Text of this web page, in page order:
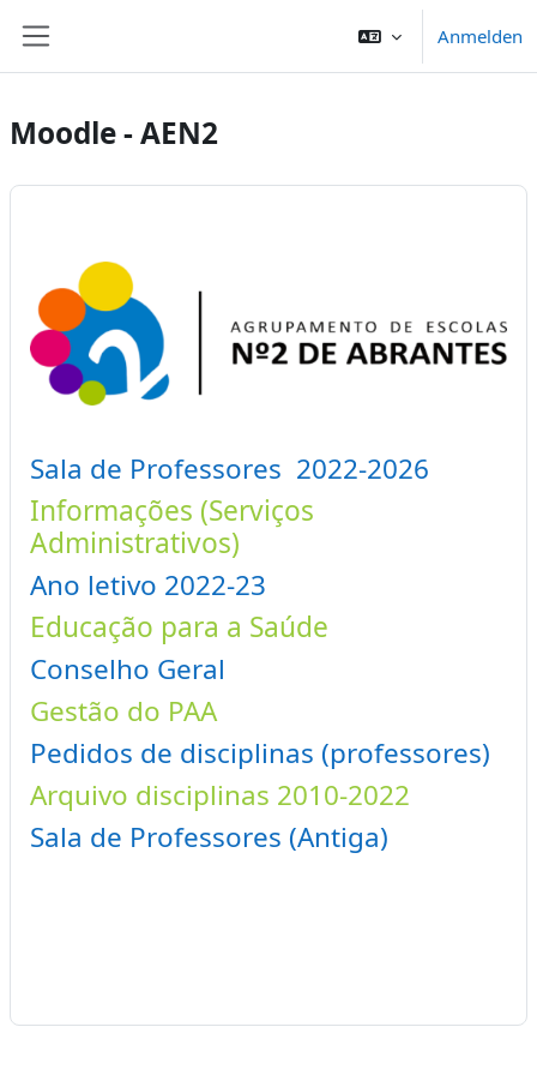
Anmelden
Moodle - AEN2
Sala de Professores 2022-2026
Informações (Serviços
Administrativos)
Ano letivo 2022-23
Educação para a Saúde
Conselho Geral
Gestão do PAA
Pedidos de disciplinas (professores)
Arquivo disciplinas 2010-2022
Sala de Professores (Antiga)